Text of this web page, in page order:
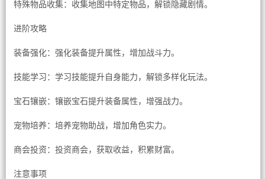
特殊物品收集：收集地图中特定物品，解锁隐藏剧情。
进阶攻略
装备强化：强化装备提升属性，增加战斗力。
技能学习：学习技能提升自身能力，解锁多样化玩法。
宝石镶嵌：镶嵌宝石提升装备属性，增强战力。
宠物培养：培养宠物助战，增加角色实力。
商会投资：投资商会，获取收益，积累财富。
注意事项